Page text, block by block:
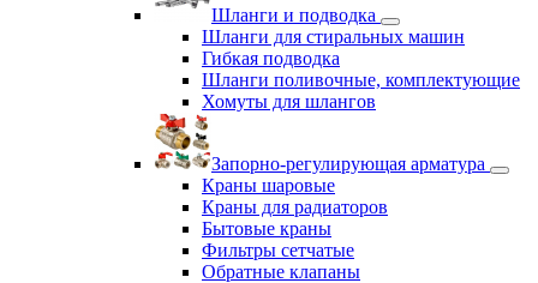
Шланги и подводка
Шланги для стиральных машин
Гибкая подводка
Шланги поливочные, комплектующие
Хомуты для шлангов
Запорно-регулирующая арматура
Краны шаровые
Краны для радиаторов
Бытовые краны
Фильтры сетчатые
Обратные клапаны